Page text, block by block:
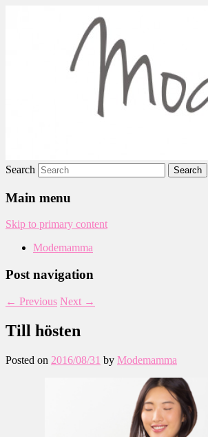
Modemamma
Search
Main menu
Skip to primary content
Modemamma
Post navigation
← Previous Next →
Till hösten
Posted on 2016/08/31 by Modemamma